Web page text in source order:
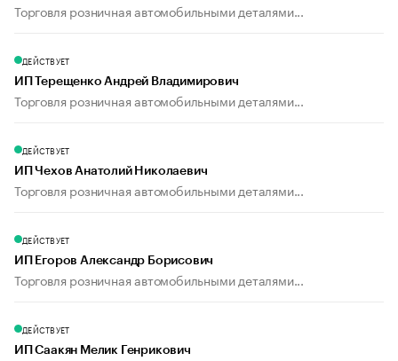
Торговля розничная автомобильными деталями...
ДЕЙСТВУЕТ
ИП Терещенко Андрей Владимирович
Торговля розничная автомобильными деталями...
ДЕЙСТВУЕТ
ИП Чехов Анатолий Николаевич
Торговля розничная автомобильными деталями...
ДЕЙСТВУЕТ
ИП Егоров Александр Борисович
Торговля розничная автомобильными деталями...
ДЕЙСТВУЕТ
ИП Саакян Мелик Генрикович